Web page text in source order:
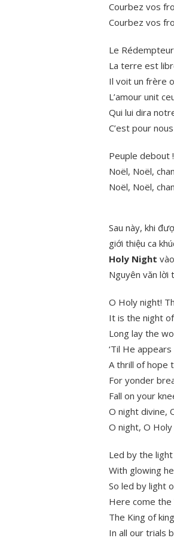
Courbez vos
Courbez vos
Le
La terre est
Il voit un frère
L’amour unit
Qui lui dira
C’est pour
Peuple debout
Noël, Noël,
Noël, Noël,
Sau này, khi
giới thiệu ca
Holy Night
Nguyên văn lời
O Holy night!
It is the night
Long lay the
‘Til He
A thrill of hope
For yonder
Fall on your
O night divine,
O night, O
Led by the
With glowing
So led by light
Here come the
The King of
In all our trials